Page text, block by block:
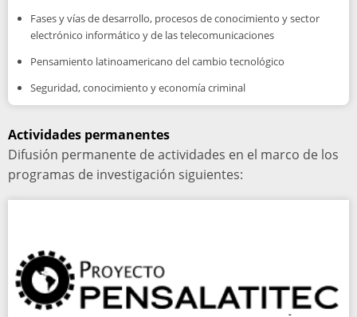
Fases y vías de desarrollo, procesos de conocimiento y sector
electrónico informático y de las telecomunicaciones
Pensamiento latinoamericano del cambio tecnológico
Seguridad, conocimiento y economía criminal
Actividades permanentes
Difusión permanente de actividades en el marco de los
programas de investigación siguientes: